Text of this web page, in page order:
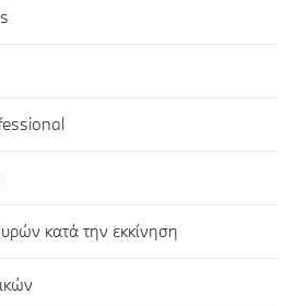
κατά την εκκίνηση